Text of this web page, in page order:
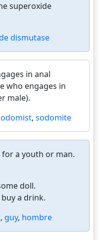
superoxide
dismutase
in anal
who engages in
male).
, sodomite
a youth or man.
doll.
a drink.
, guy, hombre